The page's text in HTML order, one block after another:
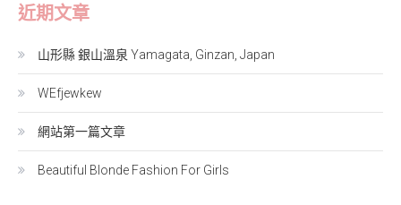
近期文章
山形縣 銀山溫泉 Yamagata, Ginzan, Japan
WEfjewkew
網站第一篇文章
Beautiful Blonde Fashion For Girls